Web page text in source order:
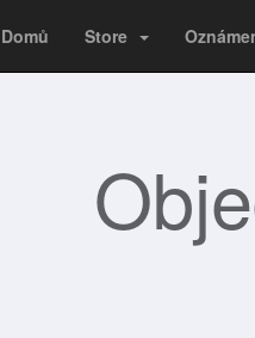
Domů Store